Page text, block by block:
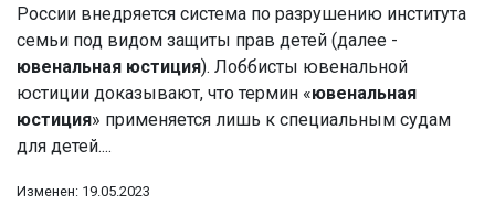
России внедряется система по разрушению института
семьи под видом защиты прав детей (далее -
ювенальная юстиция). Лоббисты ювенальной
юстиции доказывают, что термин «ювенальная
юстиция» применяется лишь к специальным судам
для детей....
Изменен: 19.05.2023